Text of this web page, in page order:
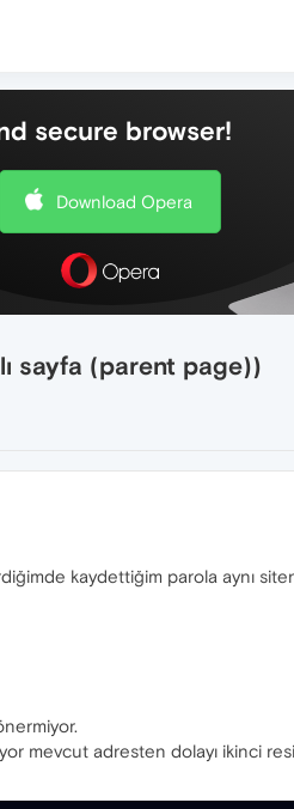
secure browser!
Download Opera
sayfa (parent page))
kaydettiğim parola aynı
mevcut adresten dolayı ikinci